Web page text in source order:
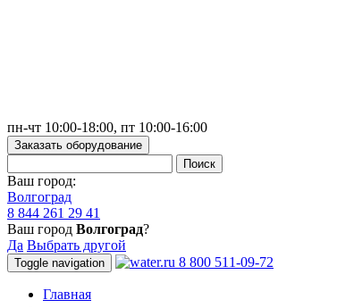
пн-чт 10:00-18:00, пт 10:00-16:00
Заказать оборудование
Ваш город:
Волгоград
8 844 261 29 41
Ваш город Волгоград?
Да Выбрать другой
Toggle navigation 8 800 511-09-72
Главная